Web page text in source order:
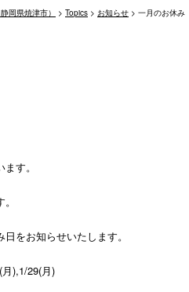
岡県焼津市） > Topics > お知らせ > 一月のお休み
す。
をお知らせいたします。
),1/29(月)